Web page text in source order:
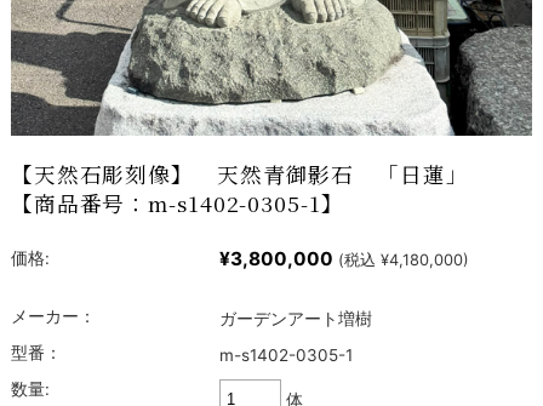
【天然石彫刻像】 天然青御影石 「日蓮」
【商品番号：m-s1402-0305-1】
価格: ¥3,800,000 (税込 ¥4,180,000)
メーカー：
ガーデンアート増樹
型番：
m-s1402-0305-1
数量:
体